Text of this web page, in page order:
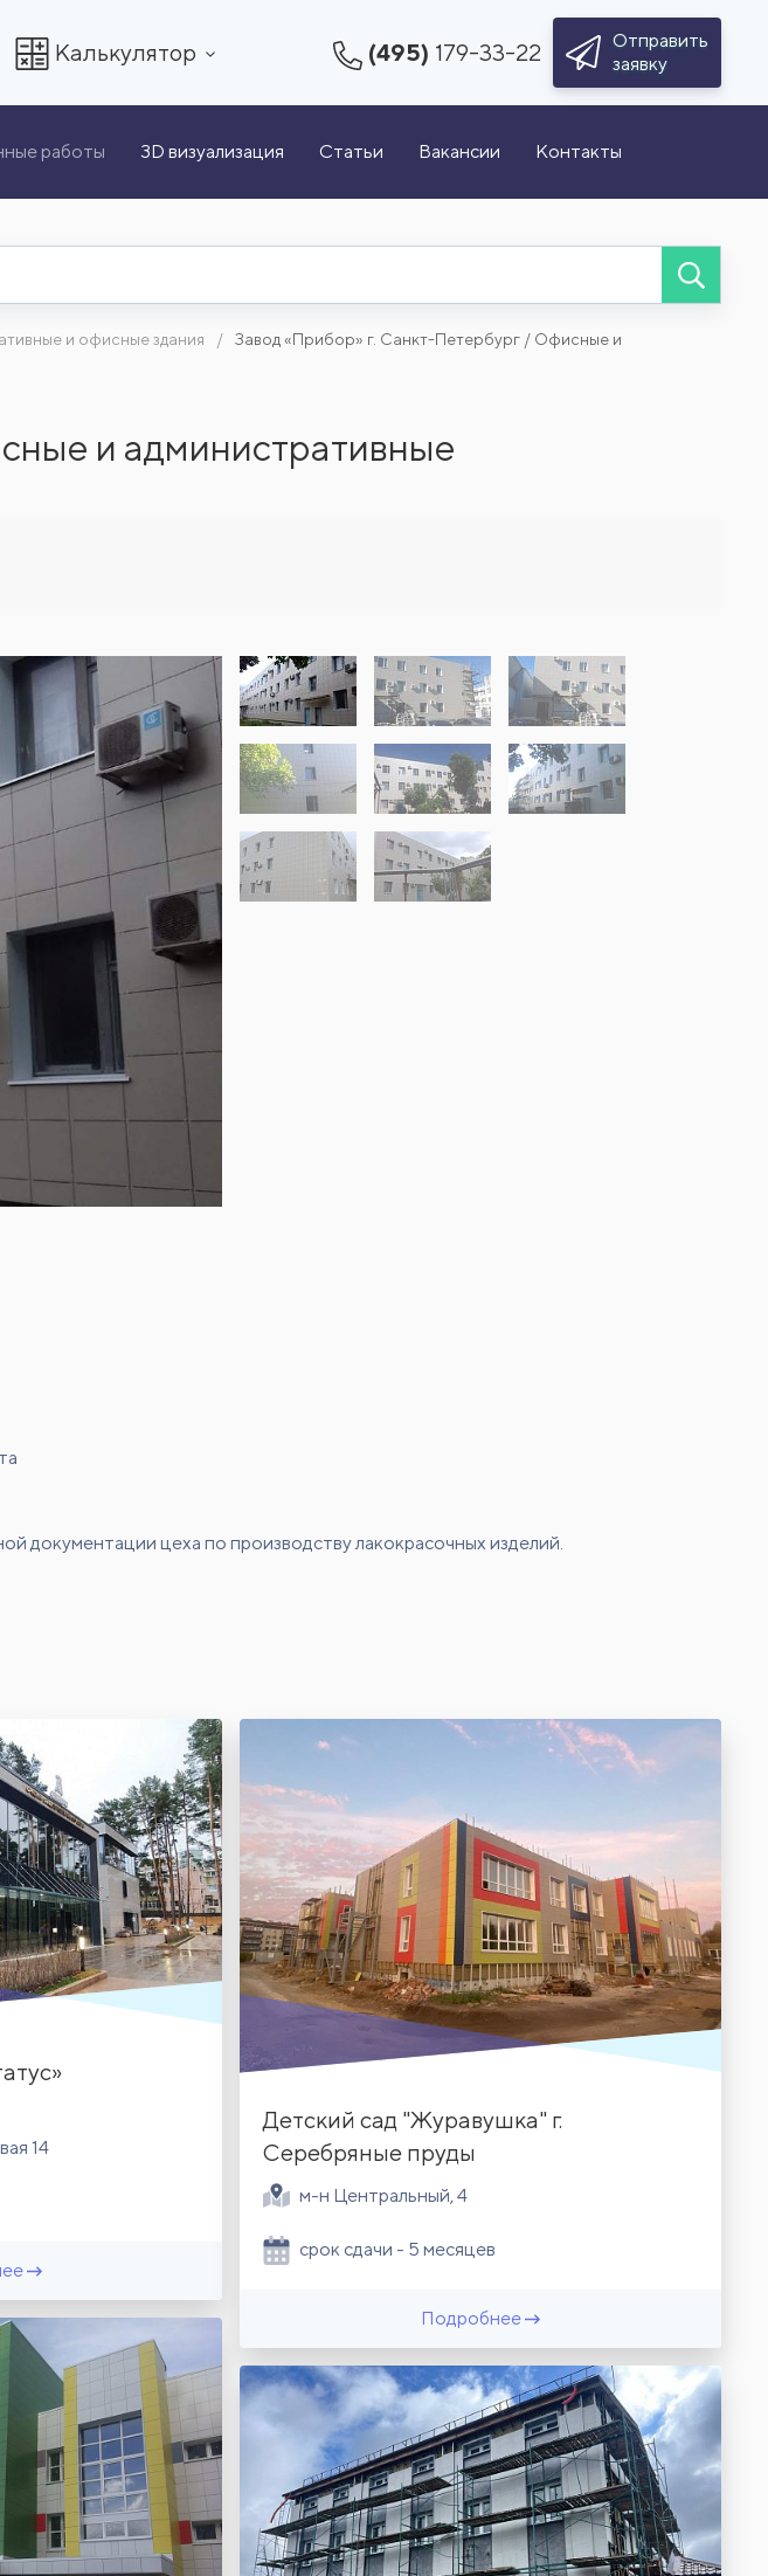
Калькулятор (495) 179-33-22
Отправить
заявку
работы 3D визуализация Статьи Вакансии Контакты
и офисные здания
Завод «Прибор» г. Санкт-Петербург / Офисные и
и административные
цеха по производству лакокрасочных изделий.
14
Детский сад "Журавушка" г.
Серебряные пруды
м-н Центральный, 4
срок сдачи - 5 месяцев
Подробнее